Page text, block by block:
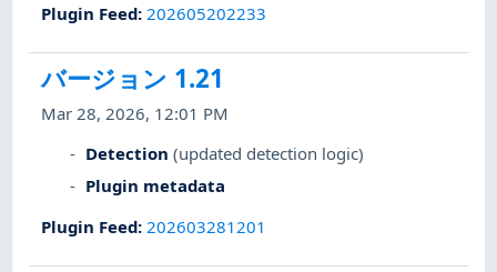
Plugin Feed: 202605202233
バージョン 1.21
Mar 28, 2026, 12:01 PM
Detection (updated detection logic)
Plugin metadata
Plugin Feed: 202603281201